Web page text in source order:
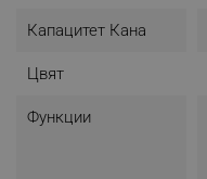
Капацитет Кана
Цвят
Функции